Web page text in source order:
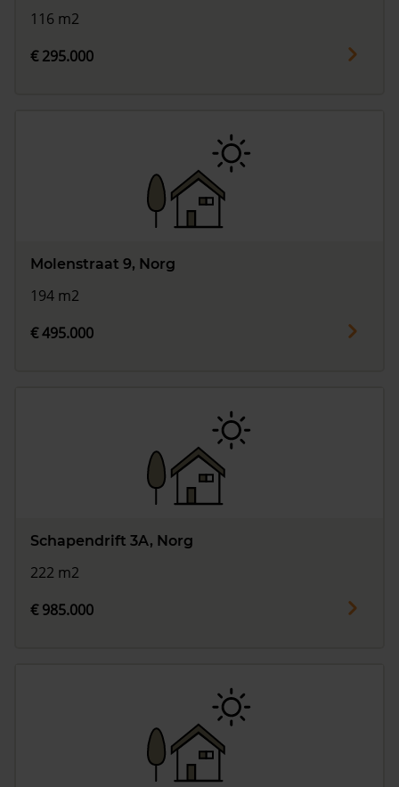
116 m2
€ 295.000
Molenstraat 9, Norg
194 m2
€ 495.000
Schapendrift 3A, Norg
222 m2
€ 985.000